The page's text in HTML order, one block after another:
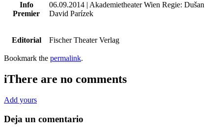
Info
Premier
06.09.2014 | Akademietheater Wien Regie: Dušan
David Parízek
Editorial Fischer Theater Verlag
Bookmark the permalink.
iThere are no comments
Add yours
Deja un comentario